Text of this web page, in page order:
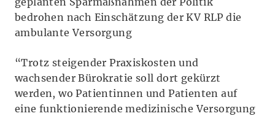
bedrohen nach Einschätzung der KV RLP die
ambulante Versorgung
“Trotz steigender Praxiskosten und
wachsender Bürokratie soll dort gekürzt
werden, wo Patientinnen und Patienten auf
eine funktionierende medizinische Versorgung